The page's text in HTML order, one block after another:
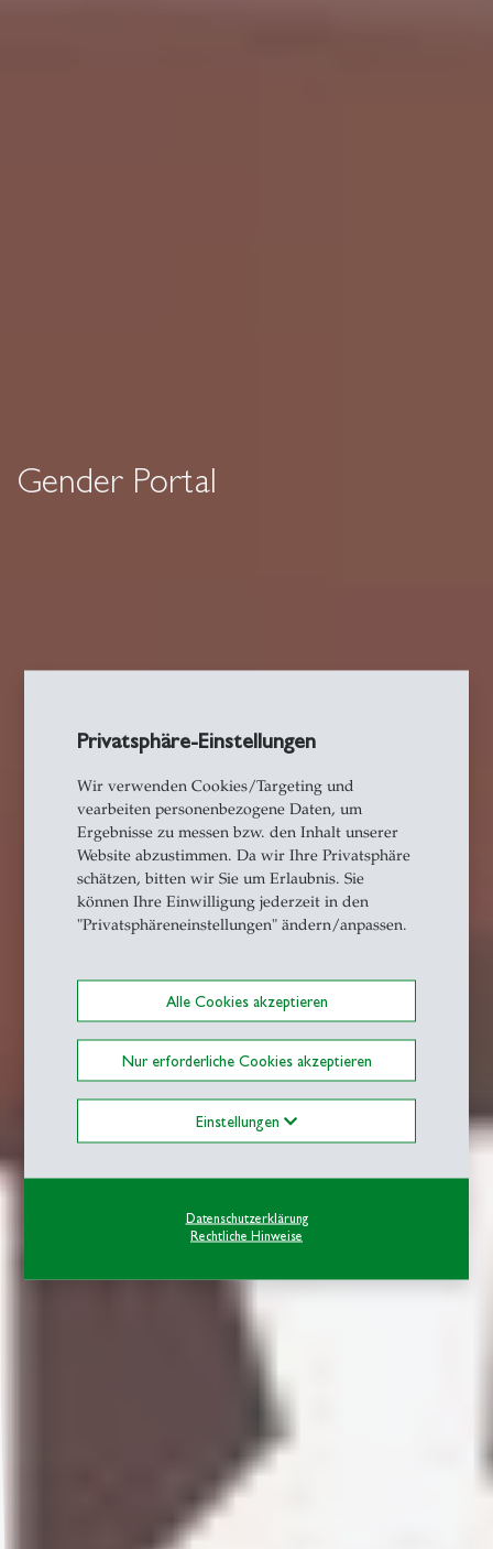
Privatsphäre-Einstellungen
Wir verwenden Cookies/Targeting und
vearbeiten personenbezogene Daten, um
Ergebnisse zu messen bzw. den Inhalt unserer
Website abzustimmen. Da wir Ihre Privatsphäre
schätzen, bitten wir Sie um Erlaubnis. Sie
können Ihre Einwilligung jederzeit in den
"Privatsphäreneinstellungen" ändern/anpassen.
Alle Cookies akzeptieren
Nur erforderliche Cookies akzeptieren
Einstellungen
Datenschutzerklärung
Rechtliche Hinweise
Gender Portal